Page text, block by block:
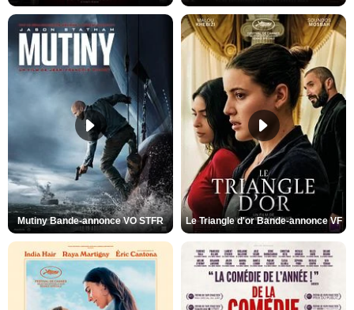
Mutiny Bande-annonce VO STFR Le Triangle d'or Bande-annonce VF